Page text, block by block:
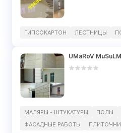
ГИПСОКАРТОН ЛЕСТНИЦЫ
UMaRoV
МАЛЯРЫ - ШТУКАТУРЫ ПОЛЫ
ФАСАДНЫЕ РАБОТЫ